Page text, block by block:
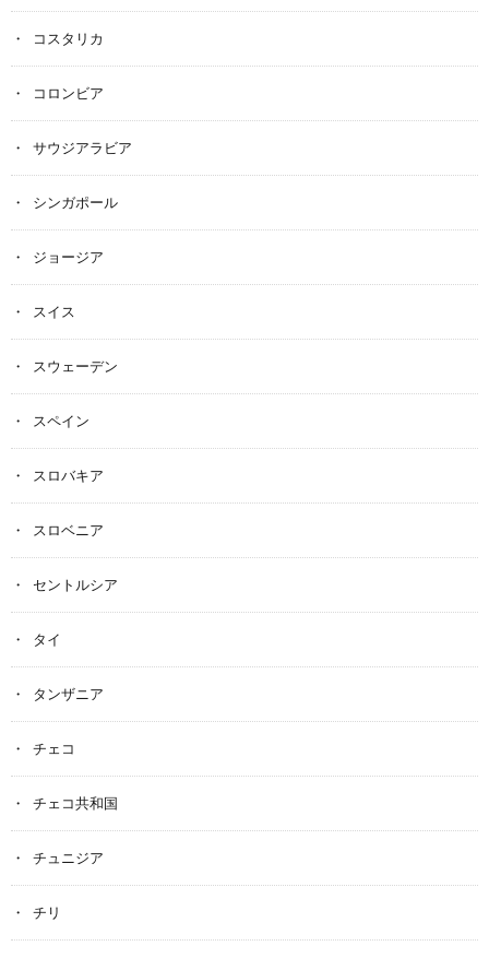
コスタリカ
コロンビア
サウジアラビア
シンガポール
ジョージア
スイス
スウェーデン
スペイン
スロバキア
スロベニア
セントルシア
タイ
タンザニア
チェコ
チェコ共和国
チュニジア
チリ